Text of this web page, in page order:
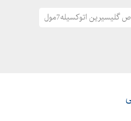
گلیسیرین اتوکسیله7مول